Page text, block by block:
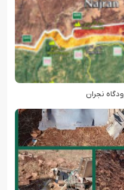
نجران